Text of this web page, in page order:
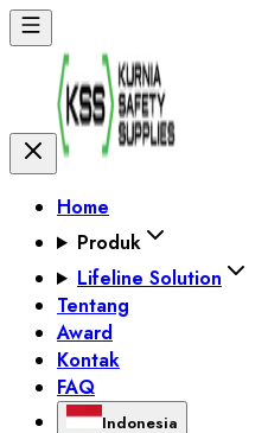
Home
Produk
Lifeline Solution
Tentang
Award
Kontak
FAQ
Indonesia